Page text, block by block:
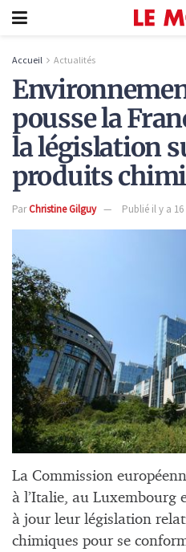
Accueil Actualités
pousse la
la législation
produits
ParChristine Gilguy Publié il y a 16
La Commission
à l’Italie, au Luxembourg
à jour leur législation
chimiques pour se